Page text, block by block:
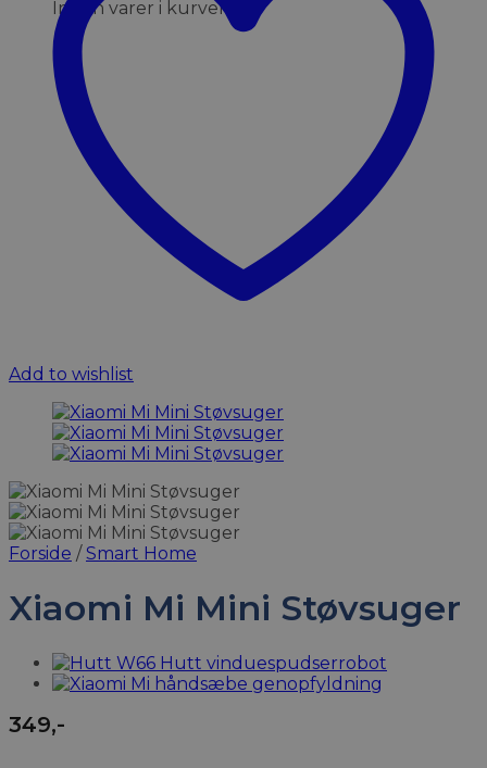
Ingen varer i kurven.
Add to wishlist
Forside / Smart Home
Xiaomi Mi Mini Støvsuger
349,-